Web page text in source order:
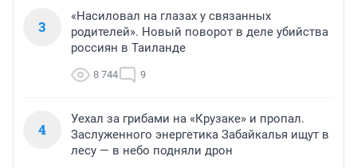
3
«Насиловал на глазах у связанных
родителей». Новый поворот в деле убийства
россиян в Таиланде
8 744 9
4
Уехал за грибами на «Крузаке» и пропал.
Заслуженного энергетика Забайкалья ищут в
лесу — в небо подняли дрон